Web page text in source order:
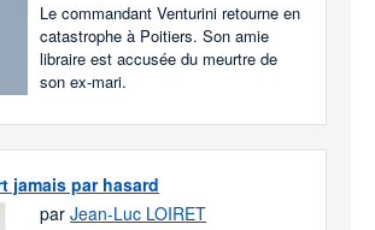
Le commandant Venturini retourne en
catastrophe à Poitiers. Son amie
libraire est accusée du meurtre de
son ex-mari.
jamais par hasard
par Jean-Luc LOIRET